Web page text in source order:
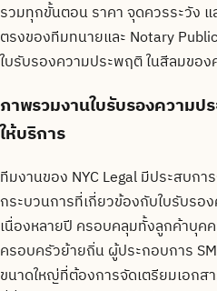
รวมทุกขั้นตอน ราคา จุดควรระวัง
ตรงของทีมทนายและ Notary
ใบรับรองความประพฤติ ในสีลมขอ
ภาพรวมงานใบรับรองความป
ให้บริการ
ทีมงานของ NYC Legal มีประสบก
กระบวนการที่เกี่ยวข้องกับใบรับรอ
เนื่องหลายปี ครอบคลุมทั้งลูกค้าบุค
ครอบครัวย้ายถิ่น ผู้ประกอบการ
ขนาดใหญ่ที่ต้องการจัดเตรียมเอก